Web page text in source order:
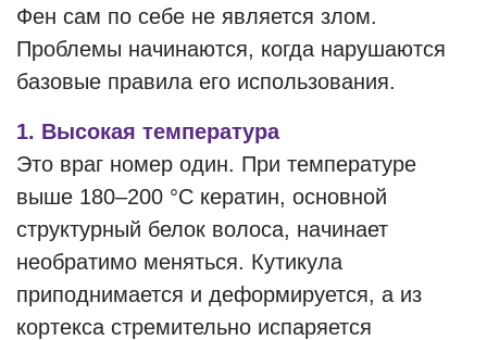
Фен сам по себе не является злом.
Проблемы начинаются, когда нарушаются
базовые правила его использования.
1. Высокая температура
Это враг номер один. При температуре
выше 180–200 °C кератин, основной
структурный белок волоса, начинает
необратимо меняться. Кутикула
приподнимается и деформируется, а из
кортекса стремительно испаряется